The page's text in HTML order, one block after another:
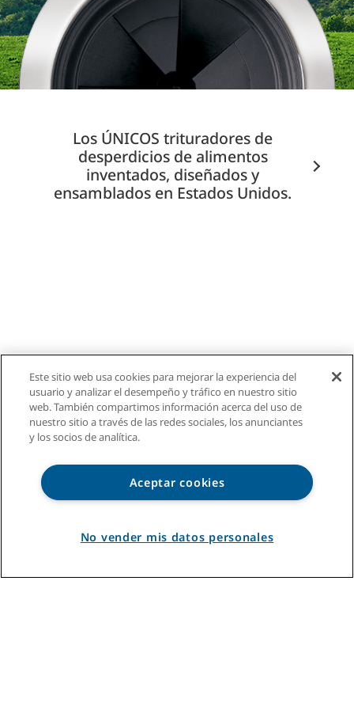
Los ÚNICOS trituradores de
desperdicios de alimentos
inventados, diseñados y
ensamblados en Estados Unidos.
Este sitio web usa cookies para mejorar la experiencia del
usuario y analizar el desempeño y tráfico en nuestro sitio
web. También compartimos información acerca del uso de
nuestro sitio a través de las redes sociales, los anunciantes
y los socios de analítica.
Aceptar cookies
No vender mis datos personales